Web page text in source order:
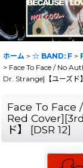
ホーム > ☆ BAND: F >
> Face To Face / No
Dr. Strange]【ユーズド】
Face To Face
Red
ド】
[DSR 12]